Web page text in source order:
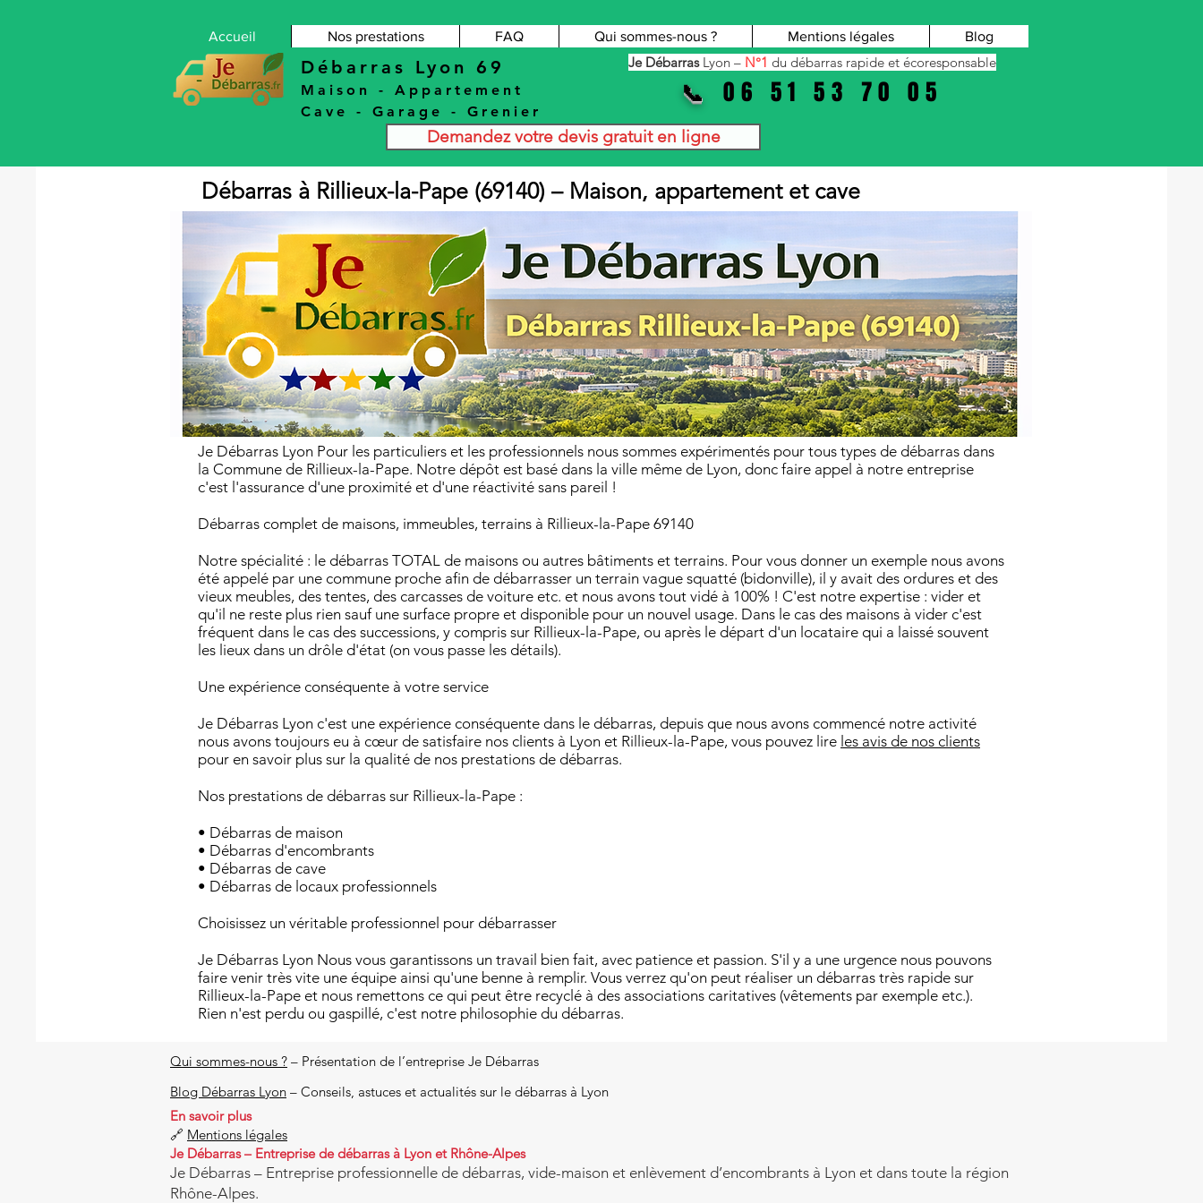
Accueil Nos prestations FAQ Qui sommes-nous ? Mentions légales Blog
Débarras Lyon 69
Maison - Appartement
Cave
- Garage - Grenier
Je Débarras Lyon – N°1 du débarras rapide et écoresponsable
📞 06 51 53 70 05
Demandez votre devis gratuit en ligne
Débarras à Rillieux-la-Pape (69140) – Maison, appartement et cave
Je Débarras Lyon Pour les particuliers et les professionnels nous sommes expérimentés pour tous types de débarras dans
la Commune de Rillieux-la-Pape. Notre dépôt est basé dans la ville même de Lyon, donc faire appel à notre entreprise
c'est l'assurance d'une proximité et d'une réactivité sans pareil !
Débarras complet de maisons, immeubles, terrains à Rillieux-la-Pape 69140
Notre spécialité : le débarras TOTAL de maisons ou autres bâtiments et terrains. Pour vous donner un exemple nous avons
été appelé par une commune proche afin de débarrasser un terrain vague squatté (bidonville), il y avait des ordures et des
vieux meubles, des tentes, des carcasses de voiture etc. et nous avons tout vidé à 100% ! C'est notre expertise : vider et
qu'il ne reste plus rien sauf une surface propre et disponible pour un nouvel usage. Dans le cas des maisons à vider c'est
fréquent dans le cas des successions, y compris sur Rillieux-la-Pape, ou après le départ d'un locataire qui a laissé souvent
les lieux dans un drôle d'état (on vous passe les détails).
Une expérience conséquente à votre service
Je Débarras Lyon c'est une expérience conséquente dans le débarras, depuis que nous avons commencé notre activité
nous avons toujours eu à cœur de satisfaire nos clients à Lyon et Rillieux-la-Pape, vous pouvez lire les avis de nos clients
pour en savoir plus sur la qualité de nos prestations de débarras.
Nos prestations de débarras sur Rillieux-la-Pape :
• Débarras de maison
• Débarras d'encombrants
• Débarras de cave
• Débarras de locaux professionnels
Choisissez un véritable professionnel pour débarrasser
Je Débarras Lyon Nous vous garantissons un travail bien fait, avec patience et passion. S'il y a une urgence nous pouvons
faire venir très vite une équipe ainsi qu'une benne à remplir. Vous verrez qu'on peut réaliser un débarras très rapide sur
Rillieux-la-Pape et nous remettons ce qui peut être recyclé à des associations caritatives (vêtements par exemple etc.).
Rien n'est perdu ou gaspillé, c'est notre philosophie du débarras.
Qui sommes-nous ? – Présentation de l’entreprise Je Débarras
Blog Débarras Lyon – Conseils, astuces et actualités sur le débarras à Lyon
En savoir plus
🔗 Mentions légales
Je Débarras – Entreprise de débarras à Lyon et Rhône-Alpes
Je Débarras – Entreprise professionnelle de débarras, vide-maison et enlèvement d’encombrants à Lyon et dans toute la région
Rhône-Alpes.